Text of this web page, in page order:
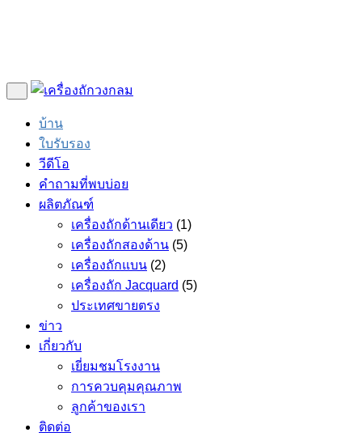
บ้าน
ใบรับรอง
วีดีโอ
คำถามที่พบบ่อย
ผลิตภัณฑ์
เครื่องถักด้านเดียว (1)
เครื่องถักสองด้าน (5)
เครื่องถักแบน (2)
เครื่องถัก Jacquard (5)
ประเทศขายตรง
ข่าว
เกี่ยวกับ
เยี่ยมชมโรงงาน
การควบคุมคุณภาพ
ลูกค้าของเรา
ติดต่อ